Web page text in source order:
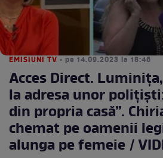
EMISIUNI TV • pe 14.09.2023 la 18:46
Acces Direct.
la adresa unor
din propria casă”.
chemat pe oamenii
alunga pe femeie /